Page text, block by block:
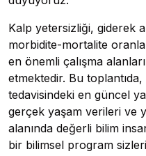
Kalp yetersizliği, giderek
morbidite-mortalite
en önemli çalışma
etmektedir. Bu
tedavisindeki en güncel
gerçek yaşam verileri ve
alanında değerli bilim
bir bilimsel program